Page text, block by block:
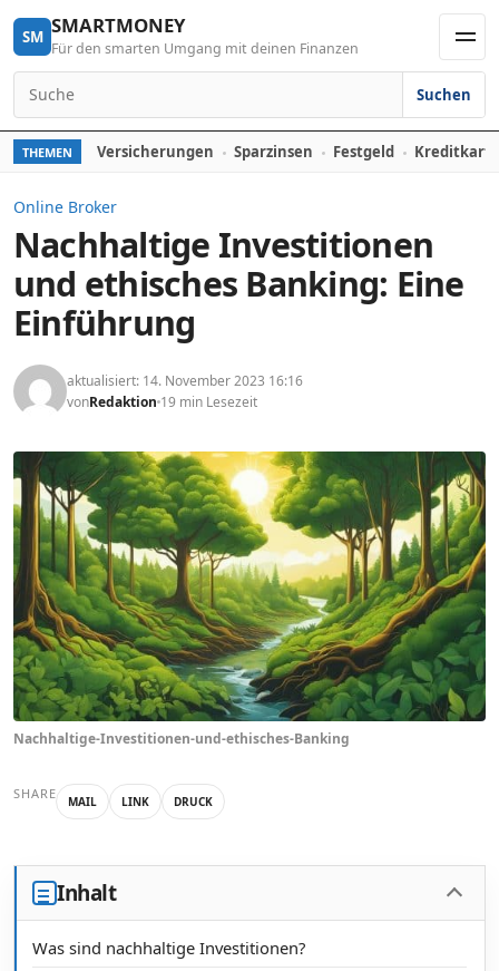
Skip to content
SM SMARTMONEY
Für den smarten Umgang mit deinen Finanzen
Search for:
Suchen
THEMEN Versicherungen Sparzinsen Festgeld
Online Broker
Nachhaltige Investitionen
und ethisches Banking: Eine
Einführung
aktualisiert: 14. November 2023 16:16
vonRedaktion 19 min Lesezeit
Nachhaltige-Investitionen-und-ethisches-Banking
SHARE MAIL LINK DRUCK
Inhalt
Was sind nachhaltige Investitionen?